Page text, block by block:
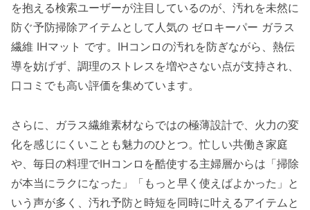
を抱える検索ユーザーが注目しているのが、汚れを未然に
防ぐ予防掃除アイテムとして人気の ゼロキーパー ガラス
繊維 IHマット です。IHコンロの汚れを防ぎながら、熱伝
導を妨げず、調理のストレスを増やさない点が支持され、
口コミでも高い評価を集めています。
さらに、ガラス繊維素材ならではの極薄設計で、火力の変
化を感じにくいことも魅力のひとつ。忙しい共働き家庭
や、毎日の料理でIHコンロを酷使する主婦層からは「掃除
が本当にラクになった」「もっと早く使えばよかった」と
いう声が多く、汚れ予防と時短を同時に叶えるアイテムと